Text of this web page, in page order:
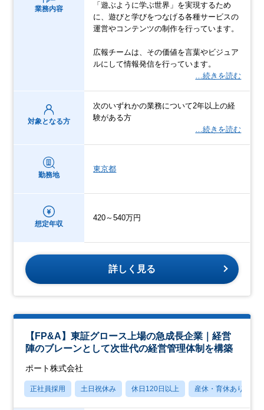
業務内容
「遊ぶように学ぶ世界」を実現するため
に、遊びと学びをつなげる各種サービスの
運営やコンテンツの制作を行っています。
広報チームは、その価値を言葉やビジュア
ルにして情報発信を行っています。
…続きを読む
対象となる方
次のいずれかの業務について2年以上の経
験がある方
…続きを読む
勤務地
東京都
想定年収
420～540万円
詳しく見る
【FP&A】東証グロース上場の急成長企業｜経営
陣のブレーンとして次世代の経営管理体制を構築
ポート株式会社
正社員採用 土日祝休み 休日120日以上 産休・育休あり